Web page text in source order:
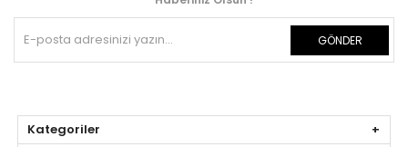
GÖNDER
Kategoriler